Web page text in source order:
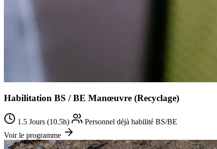
Habilitation BS / BE Manœuvre (Recyclage)
1.5 Jours (10.5h)
Personnel déjà habilité BS/BE
Voir le programme